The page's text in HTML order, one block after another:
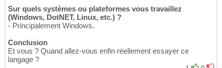
Sur quels systèmes ou plateformes vous travaillez
(Windows, DotNET, Linux, etc.) ?
- Principalement Windows.
Conclusion
Et vous ? Quand allez-vous enfin réellement essayer ce
langage ?